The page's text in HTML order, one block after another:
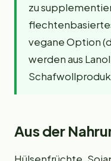
zu
vegane Option
werden aus
Aus der